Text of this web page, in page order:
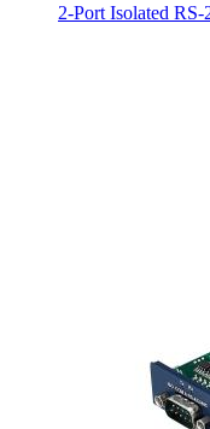
2-Port Isolated